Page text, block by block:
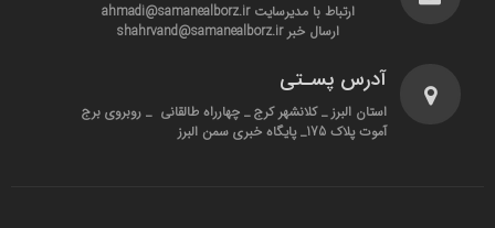
ارتباط با مدیرسایت ahmadi@samanealborz.ir
ارسال خبر shahrvand@samanealborz.ir
آدرس پسـتی
استان البرز _ کلانشهر کرج _ چهارراه طالقانی _ روبروی برج
آموت پلاک 175_ پایگاه خبری سمن البرز